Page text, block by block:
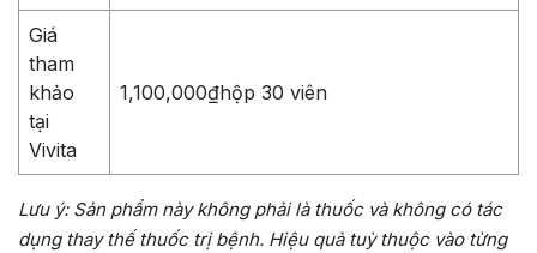
Giá
tham
khảo
tại
Vivita
1,100,000₫hộp 30 viên
Lưu ý: Sản phẩm này không phải là thuốc và không có tác
dụng thay thế thuốc trị bệnh. Hiệu quả tuỳ thuộc vào từng